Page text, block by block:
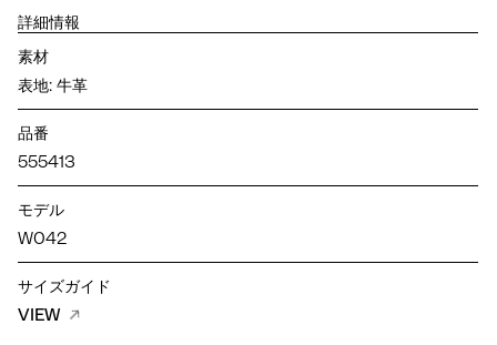
詳細情報
素材
表地: 牛革
品番
555413
モデル
W042
サイズガイド
VIEW